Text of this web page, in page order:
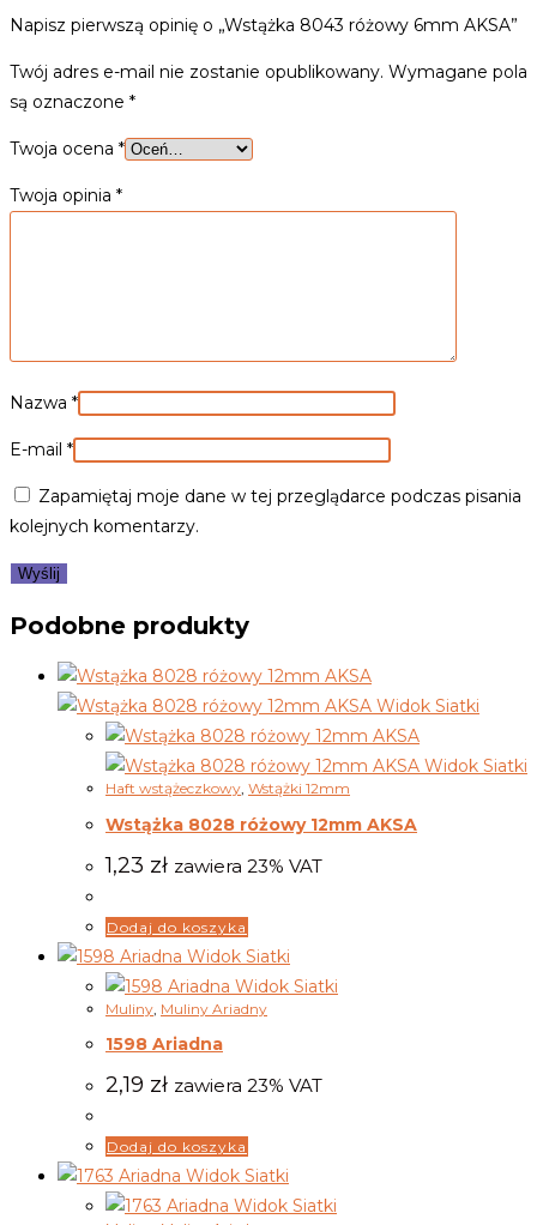
Napisz pierwszą opinię o „Wstążka 8043 różowy 6mm AKSA”
Twój adres e-mail nie zostanie opublikowany. Wymagane pola
są oznaczone *
Twoja ocena *
Twoja opinia *
Nazwa *
E-mail *
Zapamiętaj moje dane w tej przeglądarce podczas pisania
kolejnych komentarzy.
Podobne produkty
Widok Siatki
Widok Siatki
Haft wstążeczkowy, Wstążki 12mm
Wstążka 8028 różowy 12mm AKSA
1,23 zł zawiera 23% VAT
Dodaj do koszyka
Widok Siatki
Widok Siatki
Muliny Muliny Ariadny
1598 Ariadna
2,19 zł zawiera 23% VAT
Dodaj do koszyka
Widok Siatki
Widok Siatki